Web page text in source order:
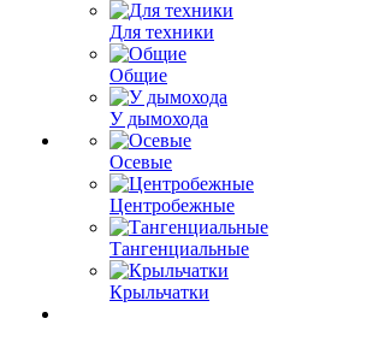
Для техники
Общие
У дымохода
Осевые
Центробежные
Тангенциальные
Крыльчатки